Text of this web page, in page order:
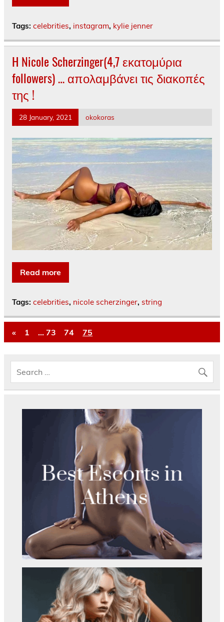
Tags: celebrities, instagram, kylie jenner
H Nicole Scherzinger(4,7 εκατομύρια
followers) … απολαμβάνει τις διακοπές
της !
28 January, 2021 okokoras
Read more
Tags: celebrities, nicole scherzinger, string
« 1 … 73 74 75